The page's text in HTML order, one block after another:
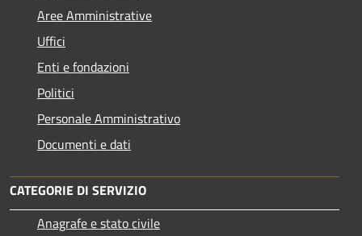
Aree Amministrative
Uffici
Enti e fondazioni
Politici
Personale Amministrativo
Documenti e dati
CATEGORIE DI SERVIZIO
Anagrafe e stato civile